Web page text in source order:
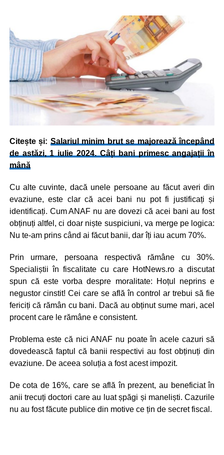
Citește și: Salariul minim brut se majorează începând
de astăzi, 1 iulie 2024. Câți bani primesc angajații în
mână
Cu alte cuvinte, dacă unele persoane au făcut averi din
evaziune, este clar că acei bani nu pot fi justificați și
identificați. Cum ANAF nu are dovezi că acei bani au fost
obținuți altfel, ci doar niște suspiciuni, va merge pe logica:
Nu te-am prins când ai făcut banii, dar îți iau acum 70%.
Prin urmare, persoana respectivă rămâne cu 30%.
Specialiștii în fiscalitate cu care HotNews.ro a discutat
spun că este vorba despre moralitate: Hoțul neprins e
negustor cinstit! Cei care se află în control ar trebui să fie
fericiți că rămân cu bani. Dacă au obținut sume mari, acel
procent care le rămâne e consistent.
Problema este că nici ANAF nu poate în acele cazuri să
dovedească faptul că banii respectivi au fost obținuți din
evaziune. De aceea soluția a fost acest impozit.
De cota de 16%, care se află în prezent, au beneficiat în
anii trecuți doctori care au luat șpăgi și maneliști. Cazurile
nu au fost făcute publice din motive ce țin de secret fiscal.